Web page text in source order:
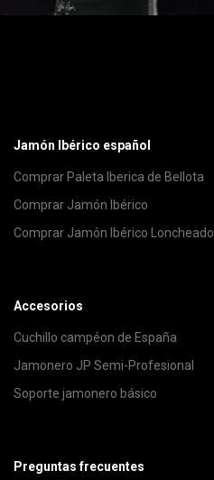
Jamón Ibérico español
Comprar Paleta Iberica de Bellota
Comprar Jamón Ibérico
Comprar Jamón Ibérico Loncheado
Accesorios
Cuchillo campéon de España
Jamonero JP Semi-Profesional
Soporte jamonero básico
Preguntas frecuentes